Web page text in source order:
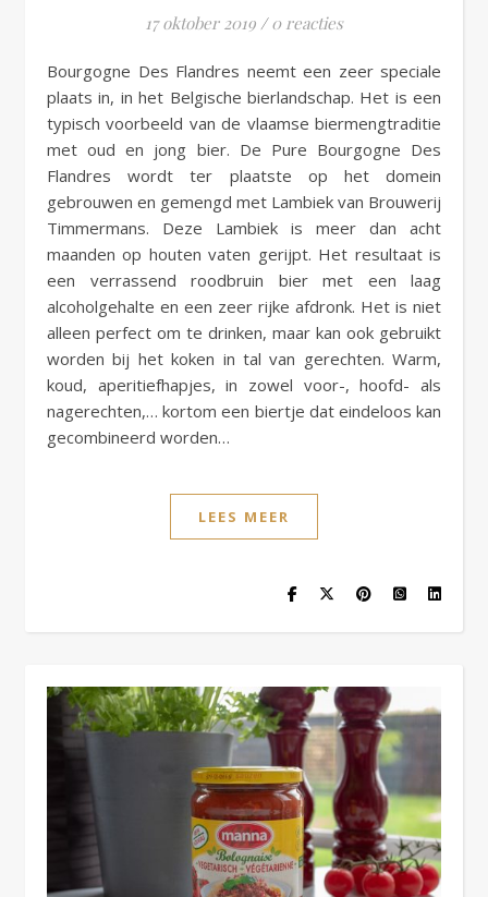
17 oktober 2019 / 0 reacties
Bourgogne Des Flandres neemt een zeer speciale
plaats in, in het Belgische bierlandschap. Het is een
typisch voorbeeld van de vlaamse biermengtraditie
met oud en jong bier. De Pure Bourgogne Des
Flandres wordt ter plaatste op het domein
gebrouwen en gemengd met Lambiek van Brouwerij
Timmermans. Deze Lambiek is meer dan acht
maanden op houten vaten gerijpt. Het resultaat is
een verrassend roodbruin bier met een laag
alcoholgehalte en een zeer rijke afdronk. Het is niet
alleen perfect om te drinken, maar kan ook gebruikt
worden bij het koken in tal van gerechten. Warm,
koud, aperitiefhapjes, in zowel voor-, hoofd- als
nagerechten,… kortom een biertje dat eindeloos kan
gecombineerd worden…
LEES MEER